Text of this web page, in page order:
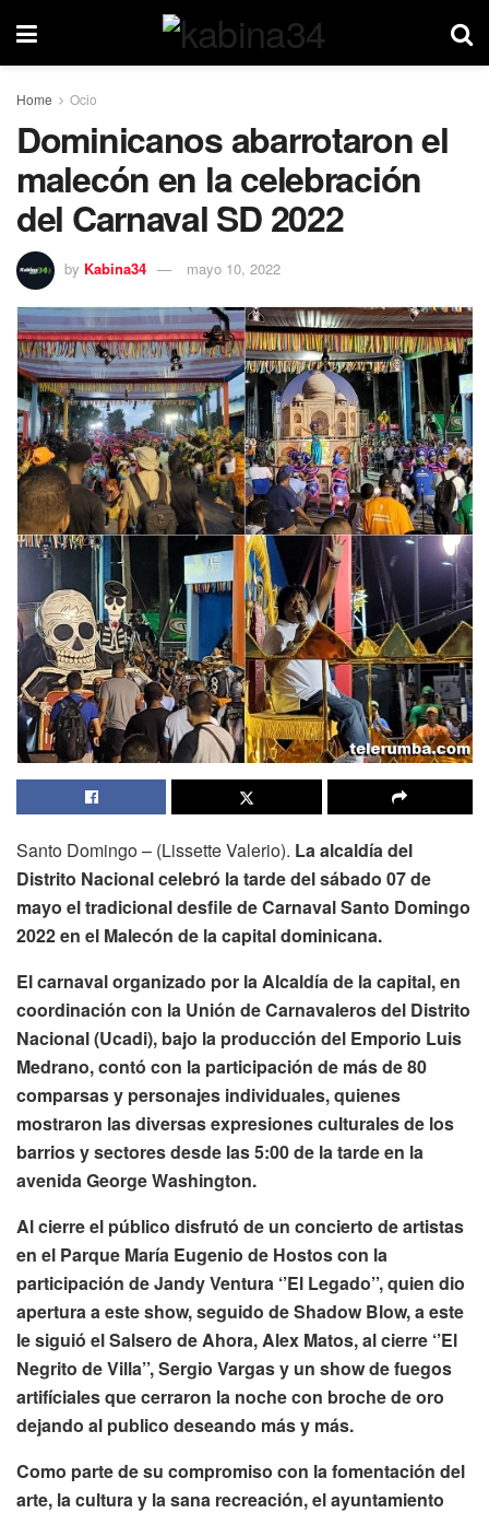
Home Ocio
Dominicanos abarrotaron el
malecón en la celebración
del Carnaval SD 2022
by Kabina34 mayo 10, 2022
Santo Domingo – (Lissette Valerio). La alcaldía del
Distrito Nacional celebró la tarde del sábado 07 de
mayo el tradicional desfile de Carnaval Santo Domingo
2022 en el Malecón de la capital dominicana.
El carnaval organizado por la Alcaldía de la capital, en
coordinación con la Unión de Carnavaleros del Distrito
Nacional (Ucadi), bajo la producción del Emporio Luis
Medrano, contó con la participación de más de 80
comparsas y personajes individuales, quienes
mostraron las diversas expresiones culturales de los
barrios y sectores desde las 5:00 de la tarde en la
avenida George Washington.
Al cierre el público disfrutó de un concierto de artistas
en el Parque María Eugenio de Hostos con la
participación de Jandy Ventura ‘’El Legado’’, quien dio
apertura a este show, seguido de Shadow Blow, a este
le siguió el Salsero de Ahora, Alex Matos, al cierre ‘’El
Negrito de Villa’’, Sergio Vargas y un show de fuegos
artifíciales que cerraron la noche con broche de oro
dejando al publico deseando más y más.
Como parte de su compromiso con la fomentación del
arte, la cultura y la sana recreación, el ayuntamiento